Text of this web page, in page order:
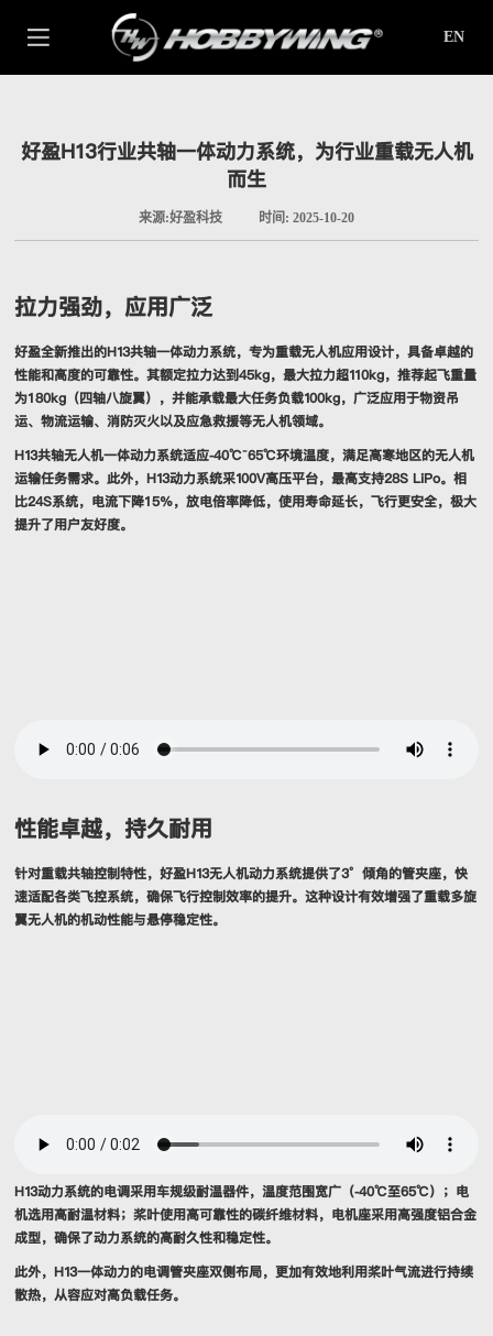
EN
好盈H13行业共轴一体动力系统，为行业重载无人机
而生
来源:好盈科技 时间: 2025-10-20
拉力强劲，应用广泛
好盈全新推出的H13共轴一体动力系统，专为重载无人机应用设计，具备卓越的
性能和高度的可靠性。其额定拉力达到45kg，最大拉力超110kg，推荐起飞重量
为180kg（四轴八旋翼），并能承载最大任务负载100kg，广泛应用于物资吊
运、物流运输、消防灭火以及应急救援等无人机领域。
H13共轴无人机一体动力系统适应-40℃~65℃环境温度，满足高寒地区的无人机
运输任务需求。此外，H13动力系统采100V高压平台，最高支持28S LiPo。相
比24S系统，电流下降15%，放电倍率降低，使用寿命延长，飞行更安全，极大
提升了用户友好度。
性能卓越，持久耐用
针对重载共轴控制特性，好盈H13无人机动力系统提供了3°倾角的管夹座，快
速适配各类飞控系统，确保飞行控制效率的提升。这种设计有效增强了重载多旋
翼无人机的机动性能与悬停稳定性。
H13动力系统的电调采用车规级耐温器件，温度范围宽广（-40℃至65℃）；电
机选用高耐温材料；桨叶使用高可靠性的碳纤维材料，电机座采用高强度铝合金
成型，确保了动力系统的高耐久性和稳定性。
此外，H13一体动力的电调管夹座双侧布局，更加有效地利用桨叶气流进行持续
散热，从容应对高负载任务。